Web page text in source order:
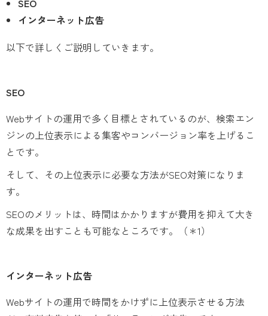
SEO
インターネット広告
以下で詳しくご説明していきます。
SEO
Webサイトの運用で多く目標とされているのが、検索エン
ジンの上位表示による集客やコンバージョン率を上げるこ
とです。
そして、その上位表示に必要な方法がSEO対策になりま
す。
SEOのメリットは、時間はかかりますが費用を抑えて大き
な成果を出すことも可能なところです。
（＊1）
インターネット広告
Webサイトの運用で時間をかけずに上位表示させる方法